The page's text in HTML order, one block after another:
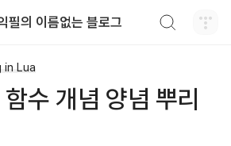
필의 이름없는 블로그
in Lua
수 개념 양념 뿌리